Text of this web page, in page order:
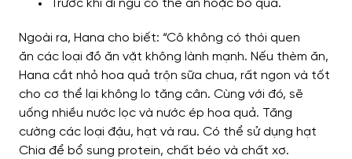
Trước khi đi ngủ có thể ăn hoặc bỏ qua.
Ngoài ra, Hana cho biết: “Cô không có thói quen
ăn các loại đồ ăn vặt không lành mạnh. Nếu thèm ăn,
Hana cắt nhỏ hoa quả trộn sữa chua, rất ngon và tốt
cho cơ thể lại không lo tăng cân. Cùng với đó, sẽ
uống nhiều nước lọc và nước ép hoa quả. Tăng
cường các loại đậu, hạt và rau. Có thể sử dụng hạt
Chia để bổ sung protein, chất béo và chất xơ.